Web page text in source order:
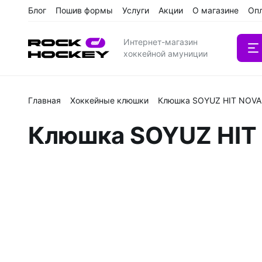
Блог Пошив формы Услуги Акции О магазине
Интернет-магазин
хоккейной амуниции
Клюшки
Главная Хоккейные клюшки Клюшка SOYUZ HIT
Клюшка SOYUZ HIT